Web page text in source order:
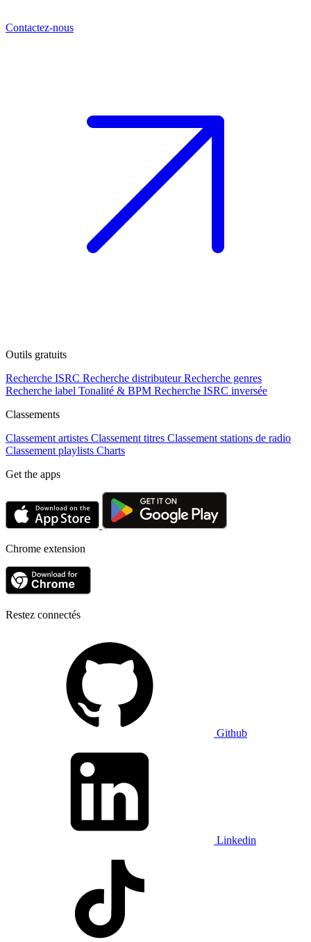
Contactez-nous
Outils gratuits
Recherche ISRC Recherche distributeur Recherche genres
Recherche label Tonalité & BPM Recherche ISRC inversée
Classements
Classement artistes Classement titres Classement stations de radio
Classement playlists Charts
Get the apps
Chrome extension
Restez connectés
Github
Linkedin